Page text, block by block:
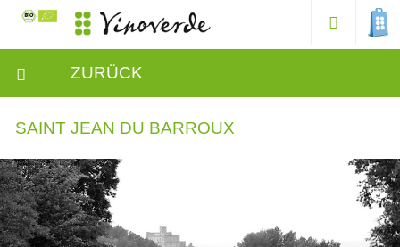
ZURÜCK
SAINT JEAN DU BARROUX